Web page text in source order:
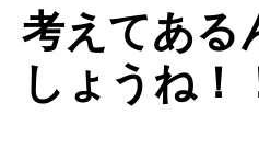
考えてある
しょうね！